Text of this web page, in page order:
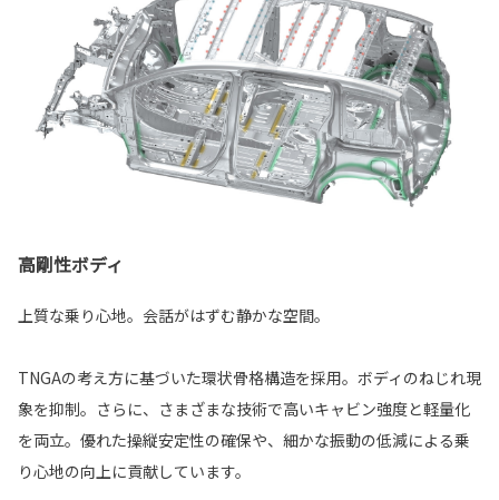
高剛性ボディ
上質な乗り心地。会話がはずむ静かな空間。
TNGAの考え方に基づいた環状骨格構造を採用。ボディのねじれ現
象を抑制。さらに、さまざまな技術で高いキャビン強度と軽量化
を両立。優れた操縦安定性の確保や、細かな振動の低減による乗
り心地の向上に貢献しています。